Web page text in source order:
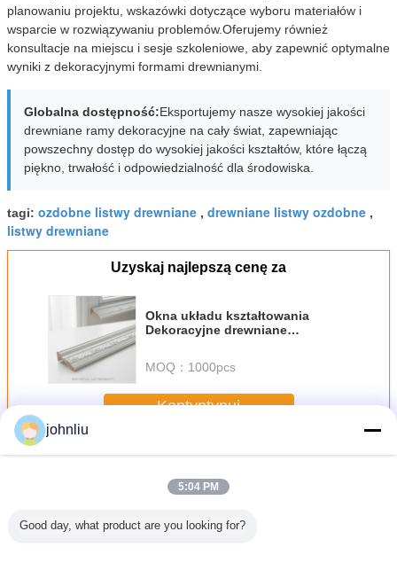
planowaniu projektu, wskazówki dotyczące wyboru materiałów i
wsparcie w rozwiązywaniu problemów.Oferujemy również
konsultacje na miejscu i sesje szkoleniowe, aby zapewnić optymalne
wyniki z dekoracyjnymi formami drewnianymi.
Globalna dostępność:Eksportujemy nasze wysokiej jakości
drewniane ramy dekoracyjne na cały świat, zapewniając
powszechny dostęp do wysokiej jakości kształtów, które łączą
piękno, trwałość i odpowiedzialność dla środowiska.
tagi: ozdobne listwy drewniane , drewniane listwy ozdobne ,
listwy drewniane
Uzyskaj najlepszą cenę za
Okna układu kształtowania
Dekoracyjne drewniane
instalacji i długotrwałej trwałości
MOQ： 1000pcs
Kontyntynuj
JeszczeDekoracyjne drewniane listwy
johnliu
5:04 PM
Good day, what product are you looking for?